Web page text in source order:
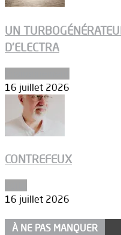
UN
D’ELECTRA
16 juillet 2026
CONTREFEUX
16 juillet 2026
À NE PAS MANQUER